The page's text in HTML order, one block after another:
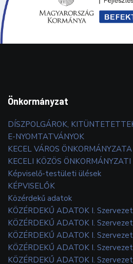
Önkormányzat
DÍSZPOLGÁROK,
E-NYOMTATVÁNYOK
KECEL VÁROS
KECELI KÖZÖS
Képviselő-testületi ülések
KÉPVISELŐK
Közérdekű adatok
KÖZÉRDEKŰ ADATOK I.
KÖZÉRDEKŰ ADATOK I.
KÖZÉRDEKŰ ADATOK I.
KÖZÉRDEKŰ ADATOK I.
KÖZÉRDEKŰ ADATOK I.